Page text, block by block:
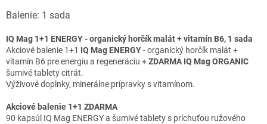
Balenie: 1 sada
IQ Mag 1+1 ENERGY - organický horčík malát + vitamín B6, 1 sada
Akciové balenie 1+1 IQ Mag ENERGY- organický horčík malát +
vitamín B6 pre energiu a regeneráciu +ZDARMA IQ Mag ORGANIC
šumivé tablety citrát.
Výživové doplnky, minerálne prípravky s vitamínom.
Akciové balenie 1+1 ZDARMA
90 kapsúl IQ Mag ENERGY a šumivé tablety s príchuťou ružového